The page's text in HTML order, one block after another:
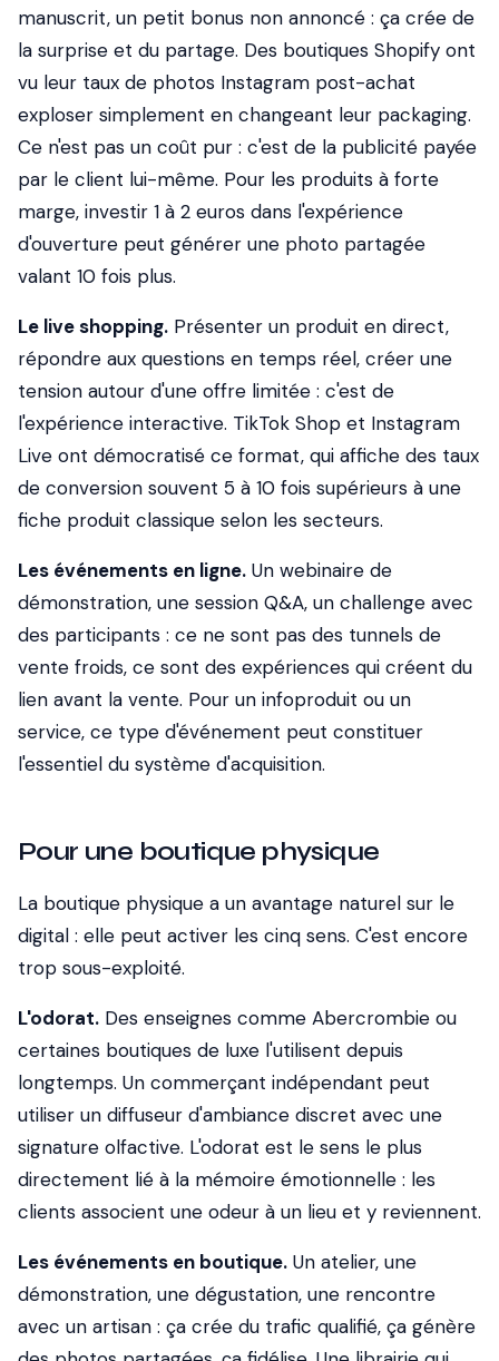
manuscrit, un petit bonus non annoncé : ça crée de
la surprise et du partage. Des boutiques Shopify ont
vu leur taux de photos Instagram post-achat
exploser simplement en changeant leur packaging.
Ce n'est pas un coût pur : c'est de la publicité payée
par le client lui-même. Pour les produits à forte
marge, investir 1 à 2 euros dans l'expérience
d'ouverture peut générer une photo partagée
valant 10 fois plus.
Le live shopping. Présenter un produit en direct,
répondre aux questions en temps réel, créer une
tension autour d'une offre limitée : c'est de
l'expérience interactive. TikTok Shop et Instagram
Live ont démocratisé ce format, qui affiche des taux
de conversion souvent 5 à 10 fois supérieurs à une
fiche produit classique selon les secteurs.
Les événements en ligne. Un webinaire de
démonstration, une session Q&A, un challenge avec
des participants : ce ne sont pas des tunnels de
vente froids, ce sont des expériences qui créent du
lien avant la vente. Pour un infoproduit ou un
service, ce type d'événement peut constituer
l'essentiel du système d'acquisition.
Pour une boutique physique
La boutique physique a un avantage naturel sur le
digital : elle peut activer les cinq sens. C'est encore
trop sous-exploité.
L'odorat. Des enseignes comme Abercrombie ou
certaines boutiques de luxe l'utilisent depuis
longtemps. Un commerçant indépendant peut
utiliser un diffuseur d'ambiance discret avec une
signature olfactive. L'odorat est le sens le plus
directement lié à la mémoire émotionnelle : les
clients associent une odeur à un lieu et y reviennent.
Les événements en boutique. Un atelier, une
démonstration, une dégustation, une rencontre
avec un artisan : ça crée du trafic qualifié, ça génère